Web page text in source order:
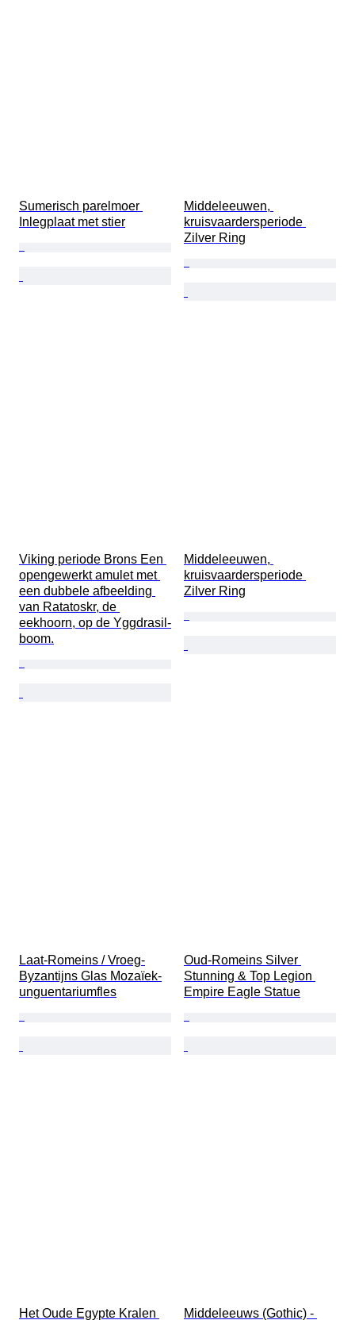
Sumerisch parelmoer
Inlegplaat met stier
Middeleeuwen,
kruisvaardersperiode
Zilver Ring
Viking periode Brons Een
opengewerkt amulet met
een dubbele afbeelding
van Ratatoskr, de
eekhoorn, op de Yggdrasil-
boom.
Middeleeuwen,
kruisvaardersperiode
Zilver Ring
Laat-Romeins / Vroeg-
Byzantijns Glas Mozaïek-
unguentariumfles
Oud-Romeins Silver
Stunning & Top Legion
Empire Eagle Statue
Het Oude Egypte Kralen Middeleeuws (Gothic) -